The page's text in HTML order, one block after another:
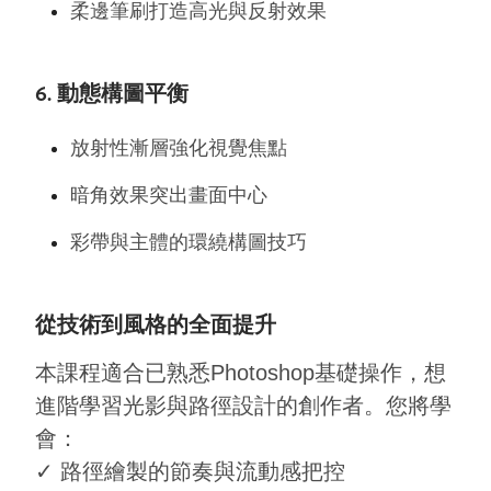
柔邊筆刷打造高光與反射效果
6. 動態構圖平衡
放射性漸層強化視覺焦點
暗角效果突出畫面中心
彩帶與主體的環繞構圖技巧
從技術到風格的全面提升
本課程適合已熟悉Photoshop基礎操作，想
進階學習光影與路徑設計的創作者。您將學
會：
✓ 路徑繪製的節奏與流動感把控